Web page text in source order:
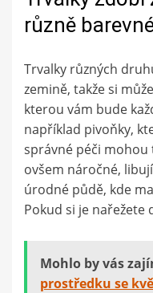
různě
Trvalky různých
zemině, takže si
kterou vám bude
například pivoňky,
správné péči mohou
ovšem náročné,
úrodné půdě, kde
Pokud si je nařežete
Mohlo by vás
prostředku se